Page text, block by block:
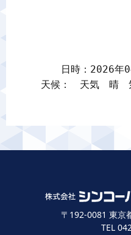
日時：2026
天候：　天気　晴
〒192-0081 東京
TEL